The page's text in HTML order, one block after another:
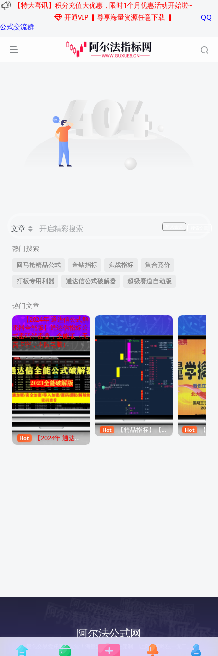
【特大喜讯】积分充值大优惠，限时1个月优惠活动开始啦~
开通VIP ▎尊享海量资源任意下载 ▎
QQ
公式交流群
文章 开启精彩搜索
热门搜索
回马枪精品公式 金钻指标 实战指标
集合竞价
打板专用利器
通达信公式破解器 超级赛道自动版
热门文章
Hot【2024年 通达信公式解
密器全能版】通达信指标公
式密码解密器，全能版（无
需卡密，不限电脑）
原创独
家阿尔法指标网-提供金钻指
标以及精品亲测实战指标公
式，汇集各大股市名师高手
教程、股市战法交流等.....阿
尔法指标网">
Hot 【2024年 通达信公式解密器全能版】通达信指标公式密码解密器，全能版（无需卡密，不限电脑）
Hot【精品指标】【灯塔竞
价 七宝妙树 资金1号 龙年1
号池】四合一完整版（众筹
系列）阿尔法指标网-提供金
钻指标以及精品亲测实战指
标公式，汇集各大股市名师
高手教程、股市战法交流
等.....阿尔法指标网">
Hot 【精品指标】【灯塔竞价 七宝妙树 资金1号 龙年1号池】四合一完整版（众筹系列）
Hot【量学精
王子2012年-
学特训班全集
学习教程阿尔
金钻指标以
指标公式，汇
师高手教程、
等.....阿尔法
Hot 【量学精品学习】黑马王子
阿
尔
法
标
阿尔法指标网
阿尔法指标网
阿尔法
阿尔法指标网
阿尔法指标网 阿
尔
指
指
网
阿尔法公式网
量化交易爱好者的天堂！海量源码，自由定制，让您的策略独一无二。